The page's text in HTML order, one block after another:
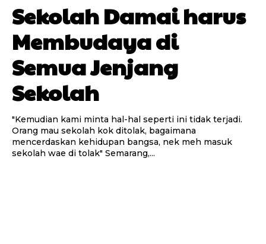
Sekolah Damai harus
Membudaya di
Semua Jenjang
Sekolah
"Kemudian kami minta hal-hal seperti ini tidak terjadi.
Orang mau sekolah kok ditolak, bagaimana
mencerdaskan kehidupan bangsa, nek meh masuk
sekolah wae di tolak" Semarang,...